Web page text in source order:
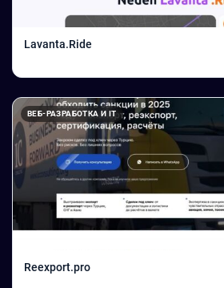
Lavanta.Ride
ВЕБ-РАЗРАБОТКА И IT
Reexport.pro